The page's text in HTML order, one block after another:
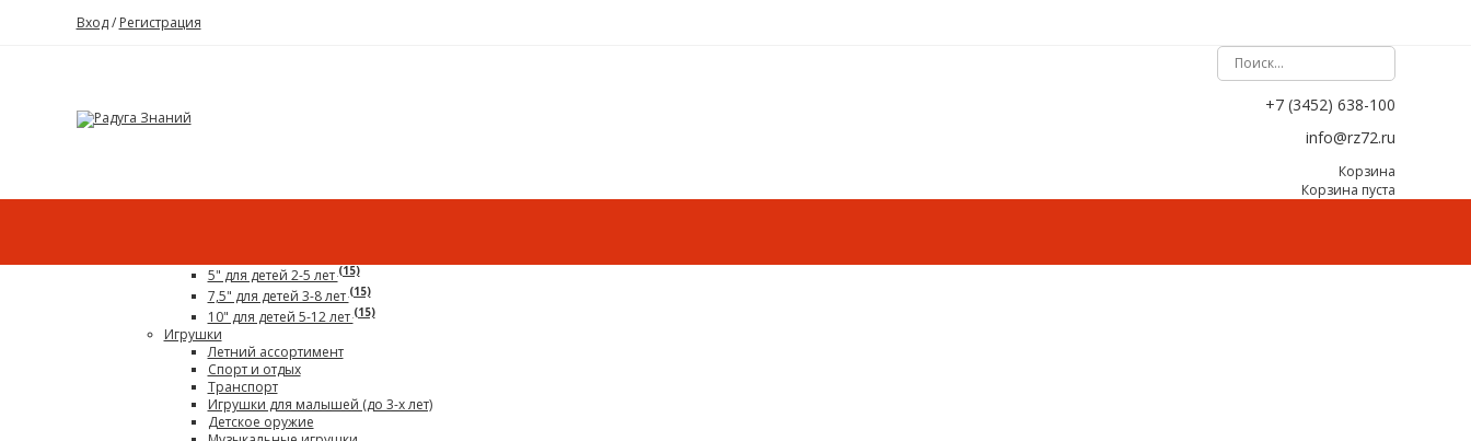
Вход/ Регистрация
+7 (3452) 638-100
info@rz72.ru
Корзина
Корзина пуста
5" для детей 2-5 лет(15)
7,5" для детей 3-8 лет(15)
10" для детей 5-12 лет(15)
Игрушки
Летний ассортимент
Спорт и отдых
Транспорт
Игрушки для малышей (до 3-х лет)
Детское оружие